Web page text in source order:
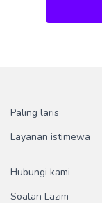
Paling laris
Layanan istimewa
Hubungi kami
Soalan Lazim